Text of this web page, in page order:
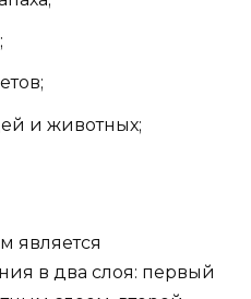
и животных;
является
в два слоя: первый